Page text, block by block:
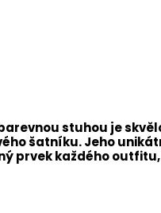
stuhou je
šatníku. Jeho
prvek každého